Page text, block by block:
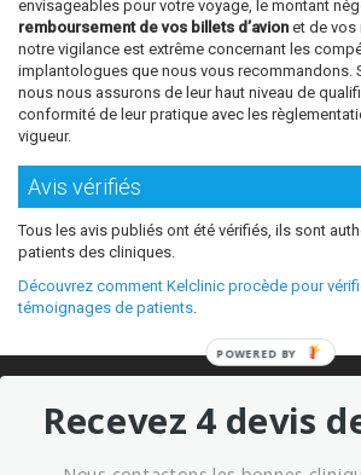
envisageables pour votre voyage, le montant
remboursement de vos billets d’avion et de vos
notre vigilance est extrême concernant les
implantologues que nous vous recommandons.
nous nous assurons de leur haut niveau de
conformité de leur pratique avec les
vigueur.
Avis vérifiés
Tous les avis publiés ont été vérifiés, ils sont
patients des cliniques.
Découvrez comment Kelclinic procède pour
témoignages de patients
Recevez 4 devis
POWERED BY